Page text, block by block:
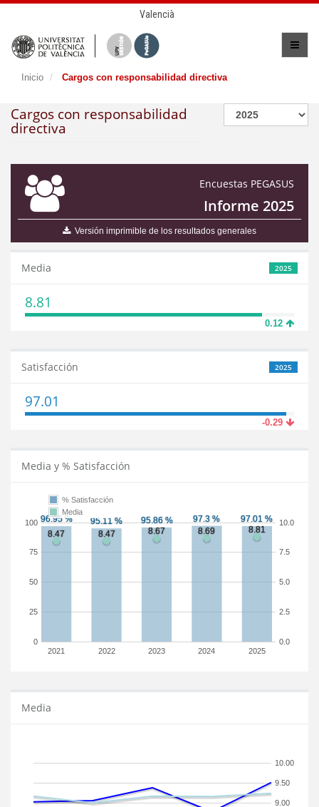
Valencià
Inicio Cargos con responsabilidad directiva
Cargos con responsabilidad
directiva
Encuestas PEGASUS
Informe 2025
Versión imprimible de los resultados generales
2025
Media
8.81
0.12
2025
Satisfacción
97.01
-0.29
Media y % Satisfacción
2021 2022 2023 2024 2025
0
25
50
75
100
0.0
2.5
5.0
7.5
10.0
% Satisfacción
Media
Media
9.00
9.50
10.00